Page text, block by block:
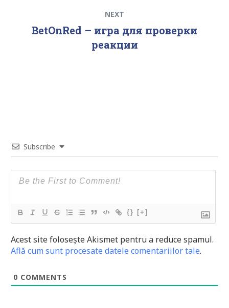
post:
NEXT
BetOnRed – игра для проверки
реакции
Subscribe
{} [+]
Acest site folosește Akismet pentru a reduce spamul.
Află cum sunt procesate datele comentariilor tale.
0 COMMENTS